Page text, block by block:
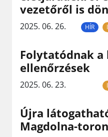
vezetőről is
2025. 06. 26. HÍR
Folytatódnak a
ellenőrzések
2025. 06. 23.
Újra
Magdolna-